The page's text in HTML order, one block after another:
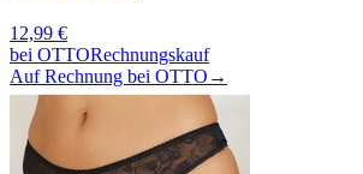
12,99 €
bei OTTORechnungskauf
Auf Rechnung bei OTTO →